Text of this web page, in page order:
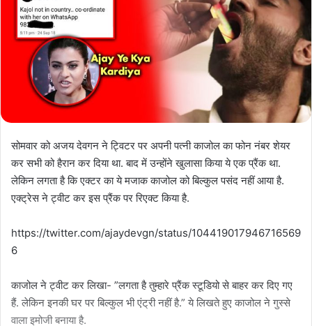
सोमवार को अजय देवगन ने ट्विटर पर अपनी पत्नी काजोल का फोन नंबर शेयर
कर सभी को हैरान कर दिया था. बाद में उन्होंने खुलासा किया ये एक प्रैंक था.
लेकिन लगता है कि एक्टर का ये मजाक काजोल को बिल्कुल पसंद नहीं आया है.
एक्ट्रेस ने ट्वीट कर इस प्रैंक पर रिएक्ट किया है.
https://twitter.com/ajaydevgn/status/104419017946716569
6
काजोल ने ट्वीट कर लिखा- ”लगता है तुम्हारे प्रैंक स्टूडियो से बाहर कर दिए गए
हैं. लेकिन इनकी घर पर बिल्कुल भी एंट्री नहीं है.” ये लिखते हुए काजोल ने गुस्से
वाला इमोजी बनाया है.